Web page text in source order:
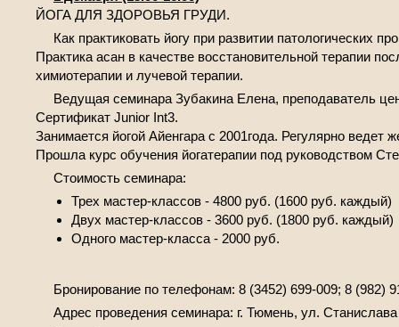
ЙОГА ДЛЯ ЗДОРОВЬЯ ГРУДИ.
Как практиковать йогу при развитии патологических
Практика асан в качестве восстановительной терапии
химиотерапии и лучевой терапии.
Ведущая семинара Зубакина Елена, преподаватель
Сертификат Junior Int3.
Занимается йогой Айенгара с 2001года. Регулярно ведет
Прошла курс обучения йогатерапии под руководством
Стоимость семинара:
Трех мастер-классов - 4800 руб. (1600 руб. каждый)
Двух мастер-классов - 3600 руб. (1800 руб. каждый)
Одного мастер-класса - 2000 руб.
Бронирование по телефонам: 8 (3452) 699-009; 8 (982)
Адрес проведения семинара: г. Тюмень, ул. Станислава